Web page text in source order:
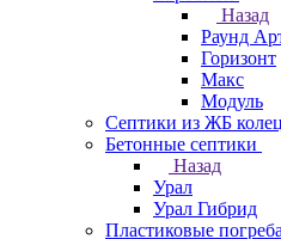
Назад
Раунд
Горизонт
Макс
Модуль
Септики из ЖБ колец
Бетонные септики
Назад
Урал
Урал Гибрид
Пластиковые погреба